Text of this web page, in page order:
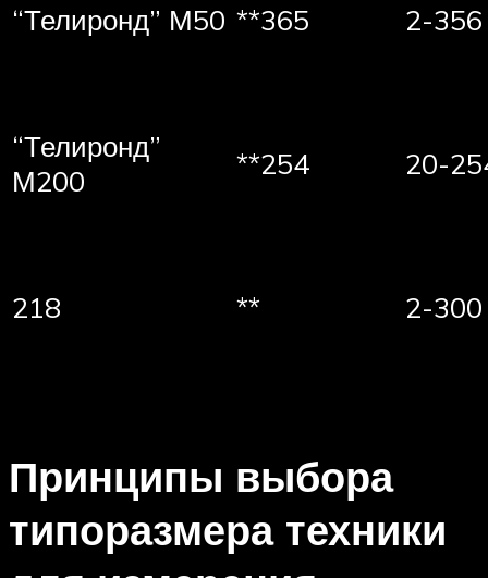
“Телиронд” М50 **365 2-356
“Телиронд”
М200
**254 20-
218 ** 2-300
Принципы выбора
типоразмера техники